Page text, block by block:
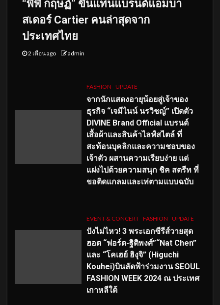
“พีพี กฤษฏ์” ขึ้นแท่นแบรนด์แอมบา
สเดอร์ Cartier คนล่าสุดจาก
ประเทศไทย
2 เดือน ago admin
FASHION UPDATE
จากนักแสดงอายุน้อยสู่เจ้าของ
ธุรกิจ “เจมีไนน์ นรวิชญ์” เปิดตัว
DIVINE Brand Official แบรนด์
เสื้อผ้าและสินค้าไลฟ์สไตล์ ที่
สะท้อนบุคลิกและความชอบของ
เจ้าตัว ผสานความเรียบง่าย แต่
แฝงไปด้วยความสนุก ชิค สตรีท ที่
ขอติดแกลมและเท่ตามแบบฉบับ
EVENT & CONCERT FASHION UPDATE
ปังไม่ไหว! 3 พระเอกซีรีส์วายสุด
ฮอต “ฟอร์ด-ฐิติพงศ์”“Nat Chen”
และ “โคเฮย์ ฮิงุจิ” (Higuchi
Kouhei)บินลัดฟ้าร่วมงาน SEOUL
FASHION WEEK 2024 ณ ประเทศ
เกาหลีใต้